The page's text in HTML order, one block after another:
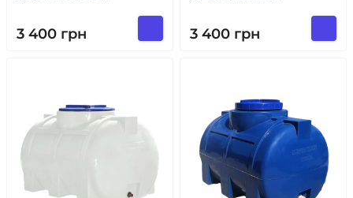
3 400 грн 3 400 грн